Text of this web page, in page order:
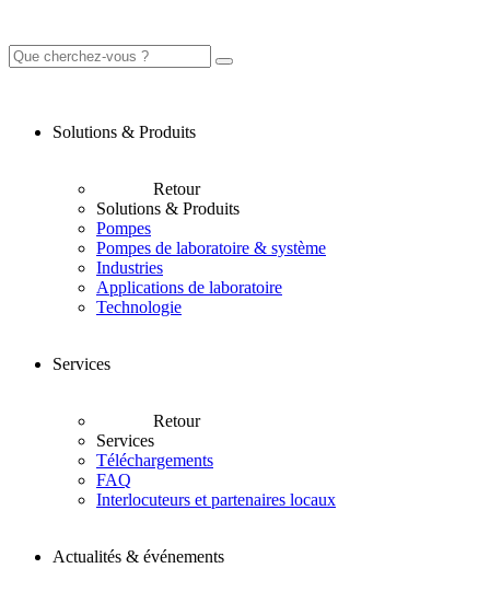
Solutions & Produits
Retour
Solutions & Produits
Pompes
Pompes de laboratoire & système
Industries
Applications de laboratoire
Technologie
Services
Retour
Services
Téléchargements
FAQ
Interlocuteurs et partenaires locaux
Actualités & événements